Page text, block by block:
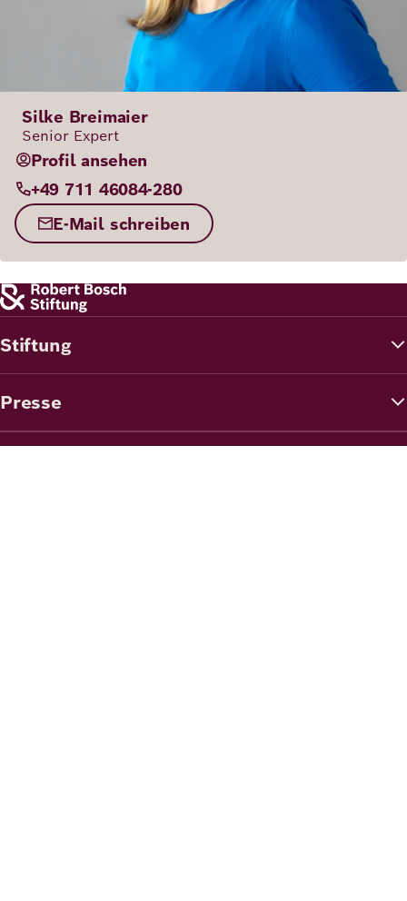
Silke Breimaier
Senior Expert
Profil ansehen
+49 711 46084-280
E-Mail schreiben
Stiftung
Presse